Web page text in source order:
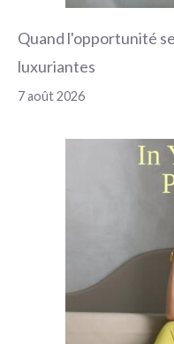
Quand l'opportunité
luxuriantes
7 août 2026